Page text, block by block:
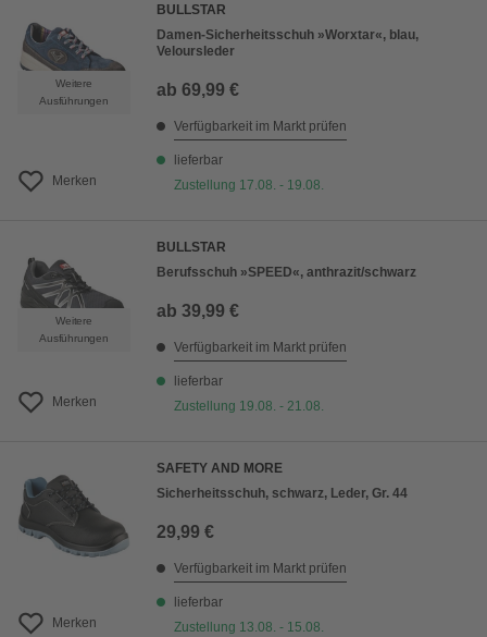
Weitere
Ausführungen
Merken
BULLSTAR
Damen-Sicherheitsschuh »Worxtar«, blau,
Veloursleder
ab 69,99 €
Verfügbarkeit im Markt prüfen
lieferbar
Zustellung 17.08. - 19.08.
Weitere
Ausführungen
Merken
BULLSTAR
Berufsschuh »SPEED«, anthrazit/schwarz
ab 39,99 €
Verfügbarkeit im Markt prüfen
lieferbar
Zustellung 19.08. - 21.08.
Merken
SAFETY AND MORE
Sicherheitsschuh, schwarz, Leder, Gr. 44
29,99 €
Verfügbarkeit im Markt prüfen
lieferbar
Zustellung 13.08. - 15.08.